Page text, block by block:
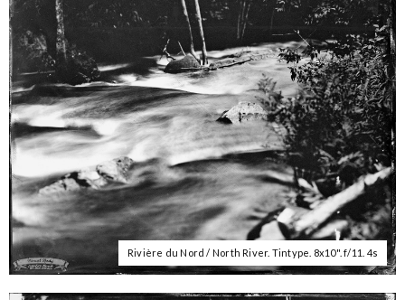
Rivière du Nord / North River. Tintype. 8x10". f/11. 4s